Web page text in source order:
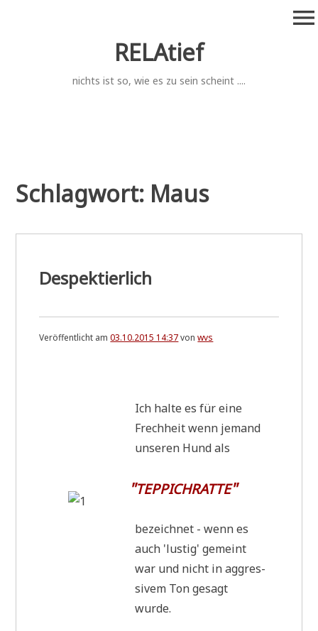
RELAtief
nichts ist so, wie es zu sein scheint ....
menu
Schlagwort: Maus
Despektierlich
Veröffentlicht am03.10.2015 14:37vonwvs
Ich hal­te es für eine
Frech­heit wenn jemand
unse­ren Hund als
"TEPPICHRATTE"
bezeich­net - wenn es
auch 'lustig' gemeint
war und nicht in aggres­
si­vem Ton gesagt
wurde.